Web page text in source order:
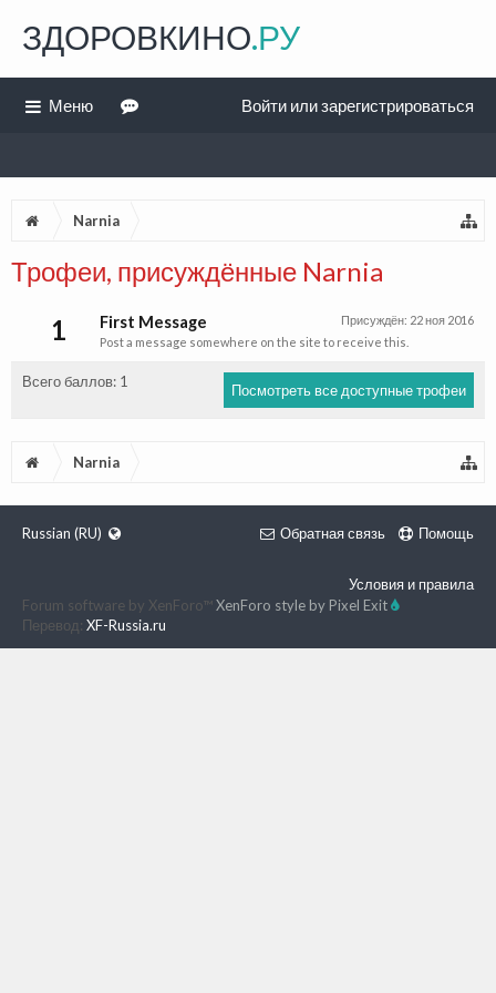
Narnia
Трофеи, присуждённые Narnia
1
Присуждён: 22 ноя 2016
First Message
Post a message somewhere on the site to receive this.
Всего баллов: 1 Посмотреть все доступные трофеи
Narnia
ЗДОРОВКИНО.РУ
Меню Войти или зарегистрироваться
Russian (RU) Обратная связь Помощь
Условия и правила
Forum software by XenForo™XenForo style by Pixel Exit
Перевод: XF-Russia.ru